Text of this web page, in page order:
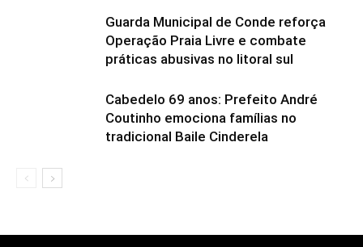
Guarda Municipal de Conde reforça
Operação Praia Livre e combate
práticas abusivas no litoral sul
Cabedelo 69 anos: Prefeito André
Coutinho emociona famílias no
tradicional Baile Cinderela